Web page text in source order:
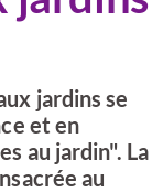
jardins se
et en
au jardin". La
au